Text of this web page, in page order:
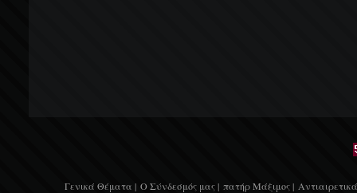
Γενικά Θέματα | Ο Σύνδεσμός μας | πατήρ Μάξιμος |